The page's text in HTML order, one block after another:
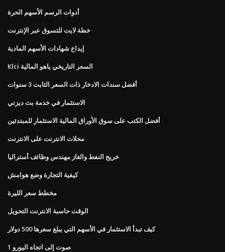
أدوات الرسم الأسهم الحرة
خطة لايت للتسوق عبر الإنترنت
إيداع شهادات الأسهم المادية
Klci السعر التاريخي ياهو المالية
أفضل سندات الادخار ذات السعر الثابت 3 سنوات
الاستثمار في خدمة بث ديزني
أفضل الكتب على سوق الأوراق المالية الاستثمار للمبتدئين
محلات الانترنت على الانترنت
خريج النفط والغاز مهندس وظائف أستراليا
كيفية التجارة وضع هوامش
مخطط سعر الليرة
الوقت حاسبة الانترنت التحويل
كيف تبدأ الاستثمار في الأسهم التي يبلغ سعرها 500 دولار
1 صوت إلى اتجاه اليورو